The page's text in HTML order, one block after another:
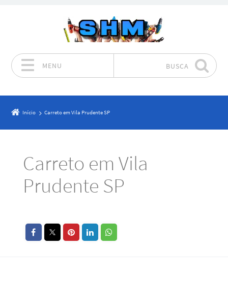
MENU BUSCA
Início Carreto em Vila Prudente SP
Carreto em Vila
Prudente SP